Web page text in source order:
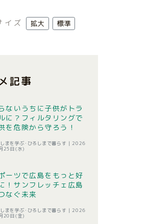
イズ 拡大 標準
記事
ないうちに子供がトラ
に？フィルタリングで
を危険から守ろう！
まを学ぶ･ひろしまで暮らす | 2026
25日(水)
ーツで広島をもっと好
！サンフレッチェ広島
なぐ未来
まを学ぶ･ひろしまで暮らす | 2026
20日(金)